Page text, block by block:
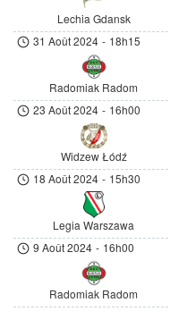
Lechia Gdansk
31 Août 2024 - 18h15
Radomiak Radom
23 Août 2024 - 16h00
Widzew Łódź
18 Août 2024 - 15h30
Legia Warszawa
9 Août 2024 - 16h00
Radomiak Radom